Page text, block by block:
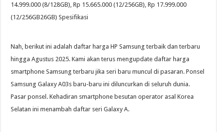
14.999.000 (8/128GB), Rp 15.665.000 (12/256GB), Rp 17.999.000
(12/256GB26GB) Spesifikasi
Nah, berikut ini adalah daftar harga HP Samsung terbaik dan terbaru
hingga Agustus 2025. Kami akan terus mengupdate daftar harga
smartphone Samsung terbaru jika seri baru muncul di pasaran. Ponsel
Samsung Galaxy A03s baru-baru ini diluncurkan di seluruh dunia.
Pasar ponsel. Kehadiran smartphone besutan operator asal Korea
Selatan ini menambah daftar seri Galaxy A.